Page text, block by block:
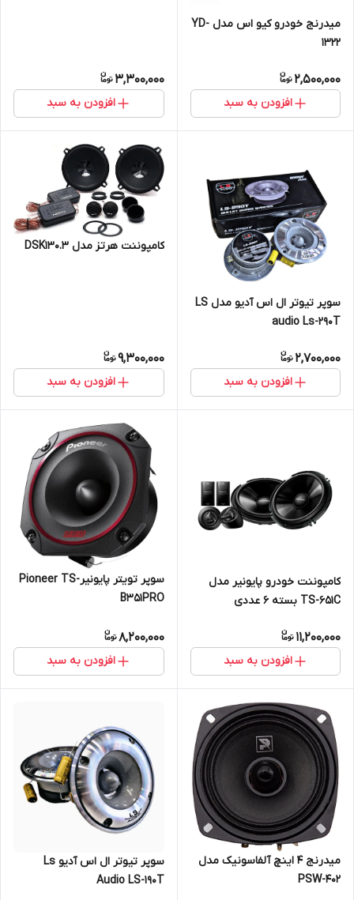
میدرنج خودرو کیو اس مدل YD-
1322
2,500,000
افزودن به سبد
3,300,000
افزودن به سبد
سوپر تیوتر ال اس آدیو مدل LS
audio Ls-290T
2,700,000
افزودن به سبد
کامپوننت هرتز مدل DSK130.3
9,300,000
افزودن به سبد
کامپوننت خودرو پایونیر مدل
TS-651C بسته 6 عددی
11,200,000
افزودن به سبد
سوپر تویتر پایونیرPioneer TS-
B351PRO
8,200,000
افزودن به سبد
میدرنج 4 اینچ آلفاسونیک مدل
PSW-402
سوپر تیوتر ال اس آدیو Ls
Audio LS-190T